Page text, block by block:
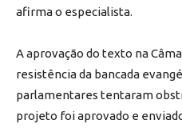
afirma o especialista.
A aprovação do texto na
resistência da bancada
parlamentares tentaram
projeto foi aprovado e